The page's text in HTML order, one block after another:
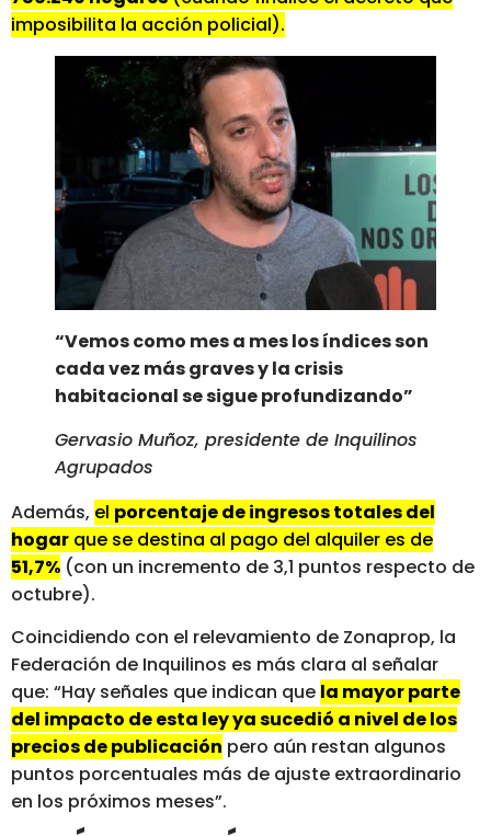
imposibilita la acción policial).
“Vemos como mes a mes los índices son
cada vez más graves y la crisis
habitacional se sigue profundizando”
Gervasio Muñoz, presidente de Inquilinos
Agrupados
Además, el porcentaje de ingresos totales del
hogar que se destina al pago del alquiler es de
51,7% (con un incremento de 3,1 puntos respecto de
octubre).
Coincidiendo con el relevamiento de Zonaprop, la
Federación de Inquilinos es más clara al señalar
que: “Hay señales que indican que la mayor parte
del impacto de esta ley ya sucedió a nivel de los
precios de publicación pero aún restan algunos
puntos porcentuales más de ajuste extraordinario
en los próximos meses”.